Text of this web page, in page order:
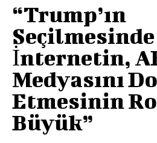
“Trump’ın
Seçilmesinde
İnternetin,
Medyasını
Etmesinin
Büyük”